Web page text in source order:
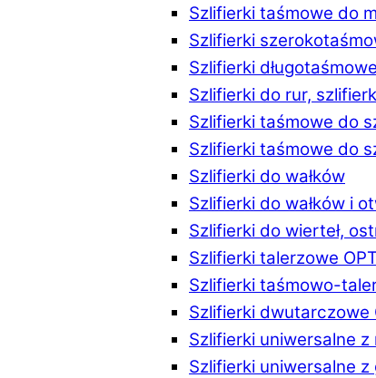
Szlifierki taśmowe do
Szlifierki
Szlifierki
Szlifierki do rur,
Szlifierki taśmowe do
Szlifierki taśmowe do
Szlifierki do wałków
Szlifierki do wałków i
Szlifierki do wierteł,
Szlifierki talerzowe
Szlifierki taśmowo-
Szlifierki dwutarczowe
Szlifierki uniwersalne
Szlifierki uniwersalne